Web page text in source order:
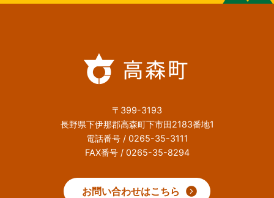
〒399-3193
長野県下伊那郡高森町下市田2183番地1
電話番号 / 0265-35-3111
FAX番号 / 0265-35-8294
お問い合わせはこちら